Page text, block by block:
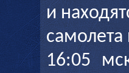
и
самолета
16:05